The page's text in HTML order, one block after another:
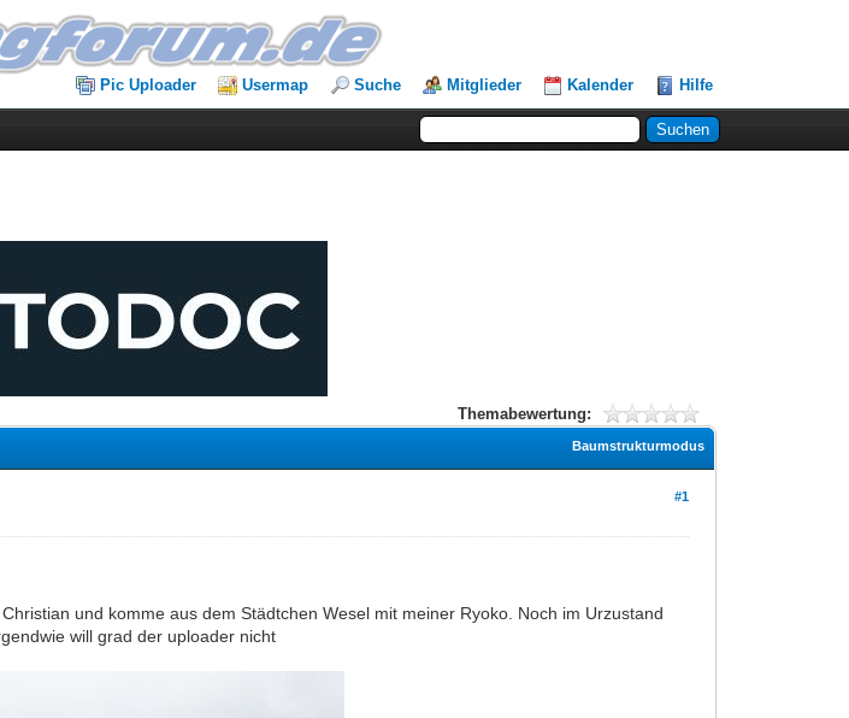
Pic Uploader Usermap Suche Mitglieder Kalender Hilfe
Themabewertung:
Baumstrukturmodus
#1
und komme aus dem Städtchen Wesel mit meiner Ryoko. Noch im Urzustand
will grad der uploader nicht